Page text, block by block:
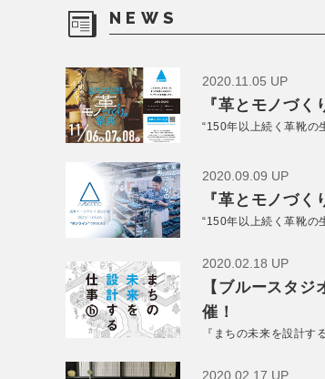
NEWS
2020.11.05 UP
『革とモノづ
“150年以上続く革靴の
2020.09.09 UP
『革とモノづ
“150年以上続く革靴の
2020.02.18 UP
【ブルースタ
催！
『まちの未来を設計
2020.02.17 UP